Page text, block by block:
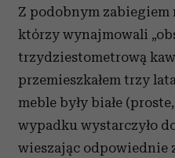
Z podobnym zabiegiem
którzy wynajmowali
trzydziestometrową
przemieszkałem trzy
meble były białe
wypadku wystarczyło
wieszając odpowiednie